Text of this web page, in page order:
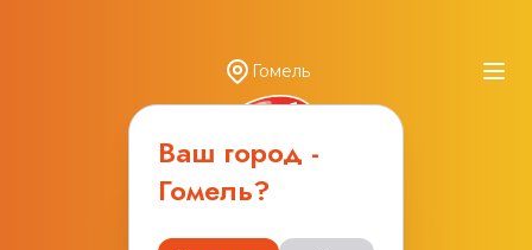
Гомель
Ваш город -
Гомель?
Расписание игр